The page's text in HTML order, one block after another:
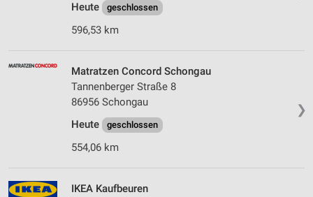
Heute
geschlossen
596,53 km
❯
Matratzen Concord Schongau
Tannenberger Straße 8
86956 Schongau
Heute
geschlossen
554,06 km
IKEA Kaufbeuren